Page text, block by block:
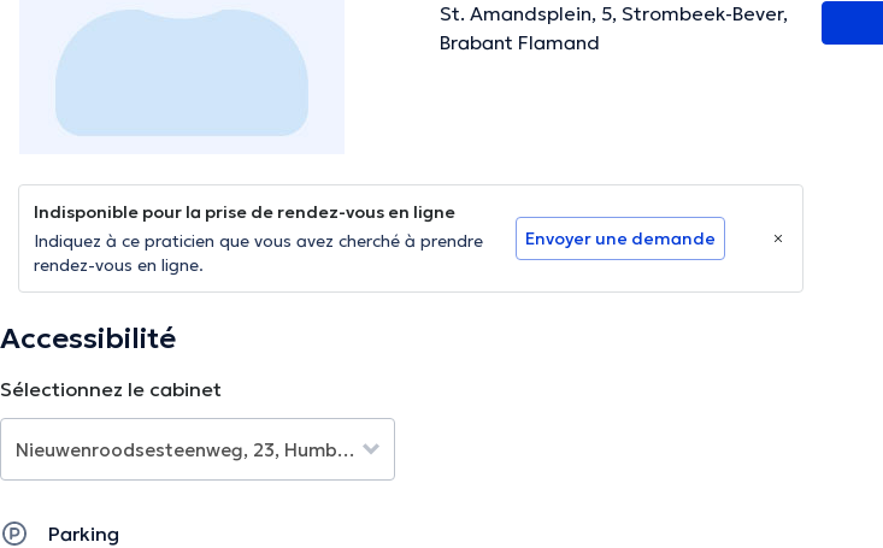
St. Amandsplein, 5, Strombeek-Bever,
Brabant Flamand
Indisponible pour la prise de rendez-vous en ligne
Indiquez à ce praticien que vous avez cherché à prendre
rendez-vous en ligne.
Envoyer une demande
Accessibilité
Sélectionnez le cabinet
Parking